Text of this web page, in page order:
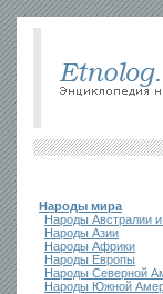
Народы мира
Народы Австралии
Народы Азии
Народы Африки
Народы Европы
Народы Северной
Народы Южной